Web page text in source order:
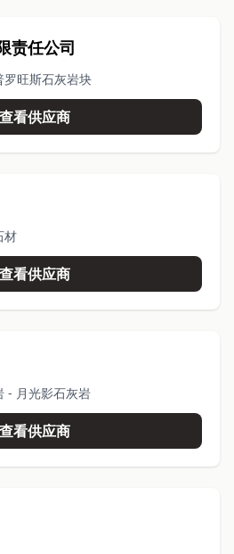
责任公司
罗旺斯石灰岩块
查看供应商
材
查看供应商
- 月光影石灰岩
查看供应商